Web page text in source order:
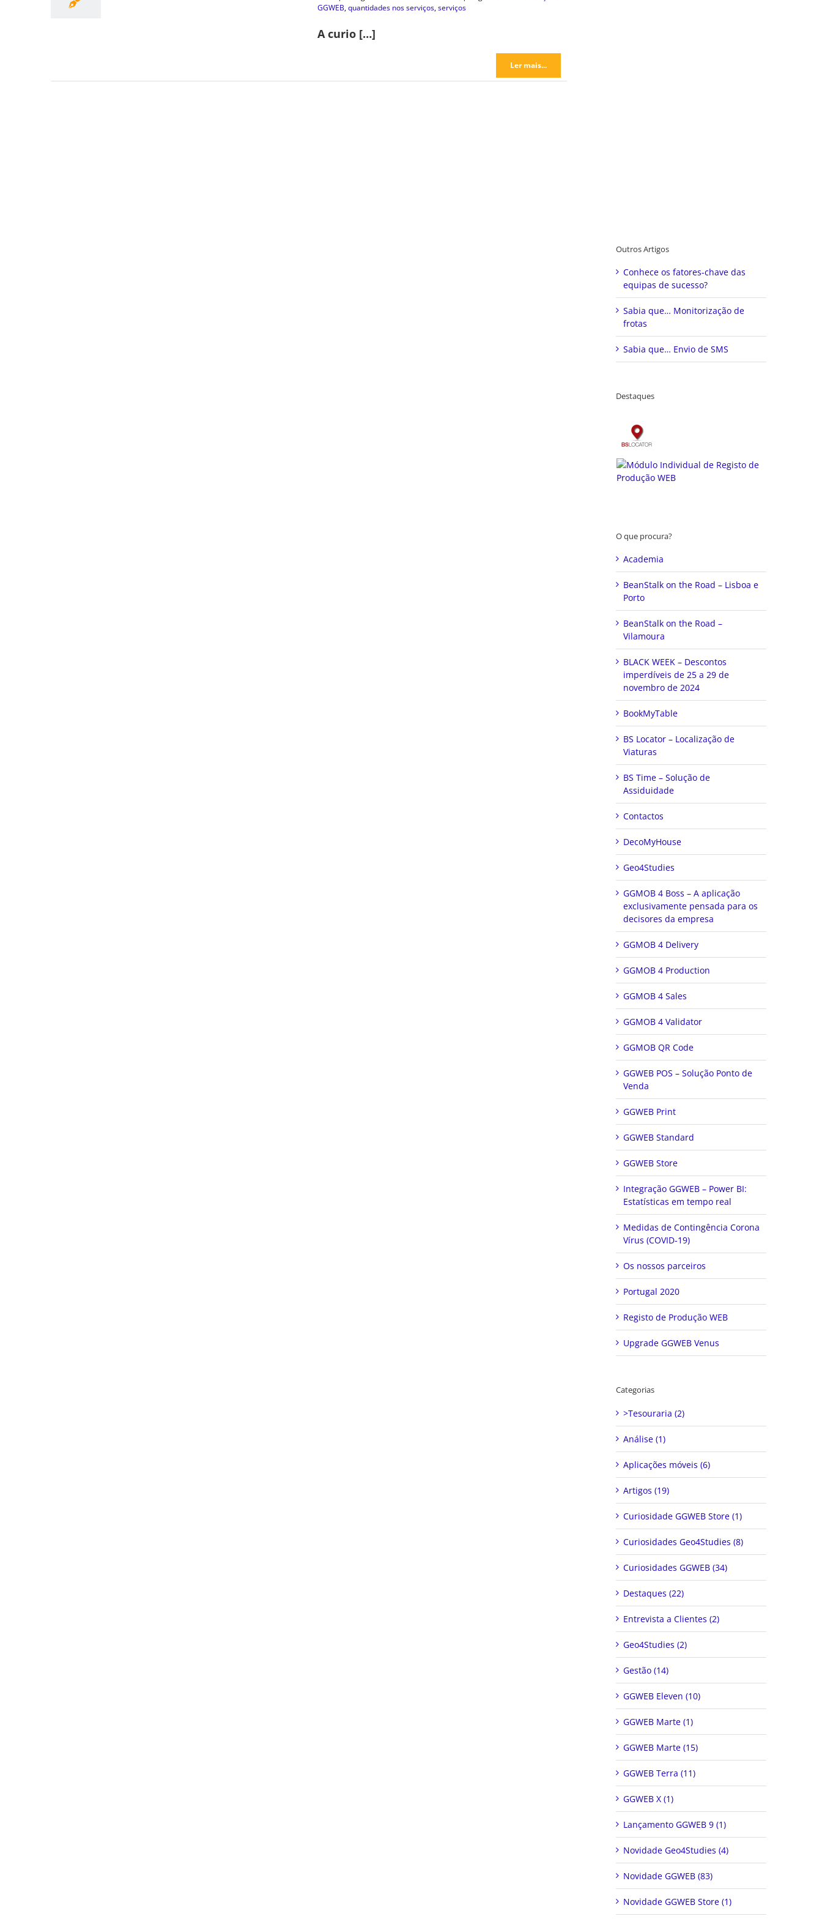
GGWEB,quantidades nos serviços,serviços
A curio […]
Ler mais...
Outros Artigos
Conhece os fatores-chave das
equipas de sucesso?
Sabia que… Monitorização de
frotas
Sabia que… Envio de SMS
Destaques
O que procura?
Academia
BeanStalk on the Road – Lisboa e
Porto
BeanStalk on the Road –
Vilamoura
BLACK WEEK – Descontos
imperdíveis de 25 a 29 de
novembro de 2024
BookMyTable
BS Locator – Localização de
Viaturas
BS Time – Solução de
Assiduidade
Contactos
DecoMyHouse
Geo4Studies
GGMOB 4 Boss – A aplicação
exclusivamente pensada para os
decisores da empresa
GGMOB 4 Delivery
GGMOB 4 Production
GGMOB 4 Sales
GGMOB 4 Validator
GGMOB QR Code
GGWEB POS – Solução Ponto de
Venda
GGWEB Print
GGWEB Standard
GGWEB Store
Integração GGWEB – Power BI:
Estatísticas em tempo real
Medidas de Contingência Corona
Vírus (COVID-19)
Os nossos parceiros
Portugal 2020
Registo de Produção WEB
Upgrade GGWEB Venus
Categorias
>Tesouraria (2)
Análise (1)
Aplicações móveis (6)
Artigos (19)
Curiosidade GGWEB Store (1)
Curiosidades Geo4Studies (8)
Curiosidades GGWEB (34)
Destaques (22)
Entrevista a Clientes (2)
Geo4Studies (2)
Gestão (14)
GGWEB Eleven (10)
GGWEB Marte (1)
GGWEB Marte (15)
GGWEB Terra (11)
GGWEB X (1)
Lançamento GGWEB 9 (1)
Novidade Geo4Studies (4)
Novidade GGWEB (83)
Novidade GGWEB Store (1)